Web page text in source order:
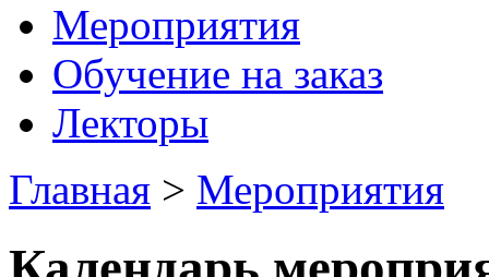
Мероприятия
Обучение на заказ
Лекторы
Главная > Мероприятия